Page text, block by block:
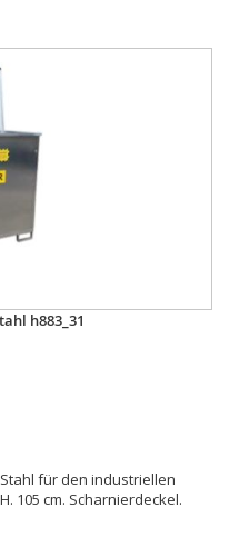
h883_31
für den industriellen
105 cm. Scharnierdeckel.